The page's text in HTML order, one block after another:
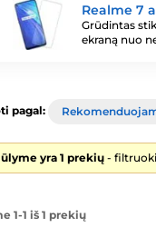
Realme 7
Grūdintas
ekraną nuo
pagal:
yra 1 prekių-
1-1 iš 1 prekių